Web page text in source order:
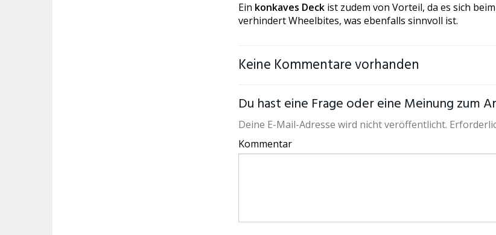
Ein konkaves Deckist zudem von Vorteil, da es sich
verhindert Wheelbites, was ebenfalls sinnvoll ist.
Keine Kommentare vorhanden
Du hast eine Frage oder eine Meinung zum
Deine E-Mail-Adresse wird nicht veröffentlicht.
Kommentar